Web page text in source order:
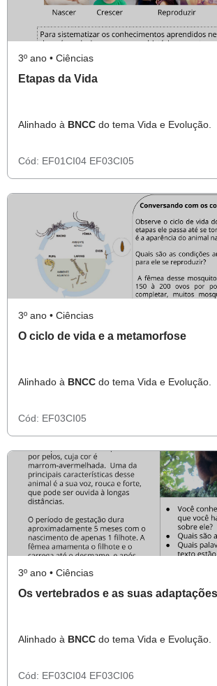
3º ano • Ciências
Etapas da Vida
Alinhado à BNCC do tema Vida e Evolução.
Cód: EF01CI04 EF03CI05
3º ano • Ciências
O ciclo de vida e a metamorfose
Alinhado à BNCC do tema Vida e Evolução.
Cód: EF03CI05
3º ano • Ciências
Os vertebrados e as suas adaptações
Alinhado à BNCC do tema Vida e Evolução.
Cód: EF03CI04 EF03CI06